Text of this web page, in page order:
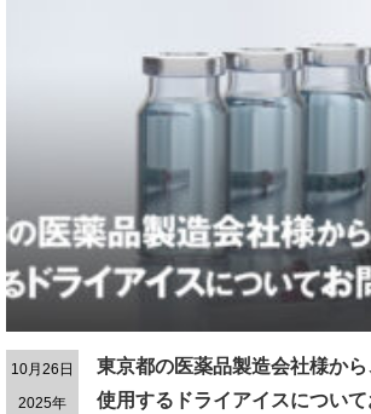
10月26日
2025年
東京都の医薬品製造会社様か
使用するドライアイスについ